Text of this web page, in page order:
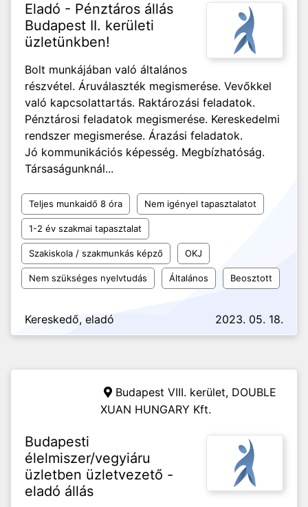
Eladó - Pénztáros állás
Budapest II. kerületi
üzletünkben!
Bolt munkájában való általános
részvétel. Áruválaszték megismerése. Vevőkkel
való kapcsolattartás. Raktározási feladatok.
Pénztárosi feladatok megismerése. Kereskedelmi
rendszer megismerése. Árazási feladatok.
Jó kommunikációs képesség. Megbízhatóság.
Társaságunknál...
Teljes munkaidő 8 óra Nem igényel tapasztalatot
1-2 év szakmai tapasztalat
Szakiskola / szakmunkás képző OKJ
Nem szükséges nyelvtudás Általános Beosztott
Kereskedő, eladó 2023. 05. 18.
Budapest VIII. kerület, DOUBLE
XUAN HUNGARY Kft.
Budapesti
élelmiszer/vegyiáru
üzletben üzletvezető -
eladó állás